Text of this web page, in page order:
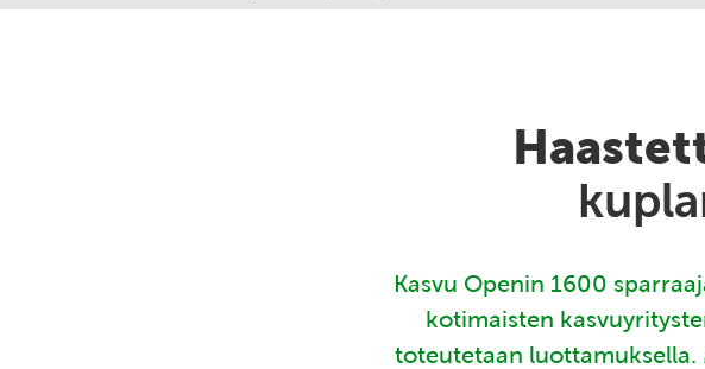
Kasvu Openin 1600
kotimaisten
toteutetaan luottamuksella.